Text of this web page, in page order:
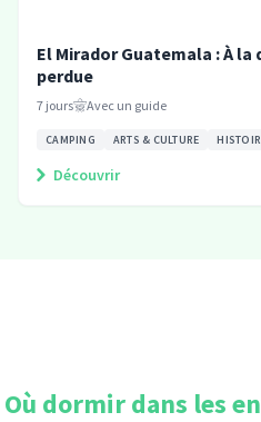
El Mirador Guatemala : À
perdue
7 jours Avec un guide
CAMPING ARTS & CULTURE
Découvrir
Où dormir dans les